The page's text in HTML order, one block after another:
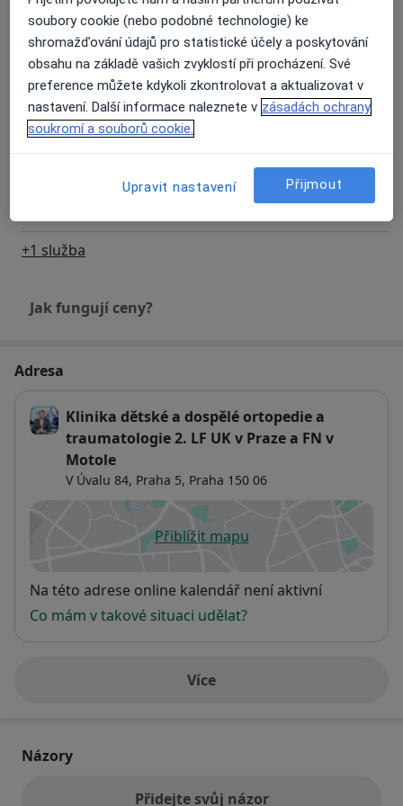
dětské ambulanci je vzhledem k množství akutních
úrazů těžko predikovatelná. Většinou vezmu pacienty
do 1-2 hodin, ale v některých případech i 2-5 hodin.
Operace šlachy
Detaily
Ortopedické konzultace
Detaily
+1 služba
Jak fungují ceny?
Adresa
Klinika dětské a dospělé ortopedie a
traumatologie 2. LF UK v Praze a FN v
Motole
V Úvalu 84, Praha 5, Praha 150 06
Přiblížit mapuse otevře v nové záložce
Dostupnost
Na této adrese online kalendář není aktivní
Co mám v takové situaci udělat?
Víceo adrese
Názory
Přidejte svůj názor
soubory cookie (nebo podobné technologie) ke
shromažďování údajů pro statistické účely a poskytování
obsahu na základě vašich zvyklostí při procházení. Své
preference můžete kdykoli zkontrolovat a aktualizovat v
nastavení. Další informace naleznete v zásadách ochrany
soukromí a souborů cookie.
Upravit nastavení Přijmout